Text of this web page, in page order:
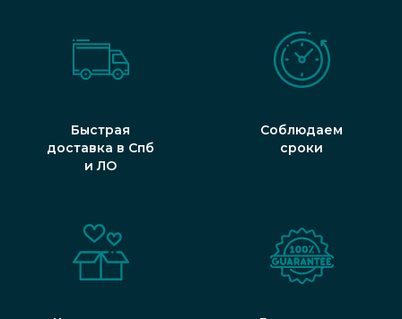
Быстрая
доставка в Спб
и ЛО
Соблюдаем
сроки